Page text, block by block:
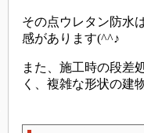
その点ウレタン防水
感があります(^^♪
また、施工時の段差
く、複雑な形状の建